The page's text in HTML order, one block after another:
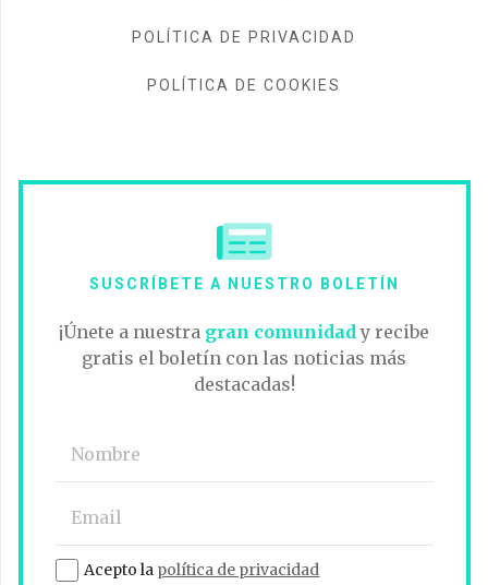
POLÍTICA DE PRIVACIDAD
POLÍTICA DE COOKIES
SUSCRÍBETE A NUESTRO BOLETÍN
¡Únete a nuestra gran comunidad y recibe
gratis el boletín con las noticias más
destacadas!
Acepto la política de privacidad